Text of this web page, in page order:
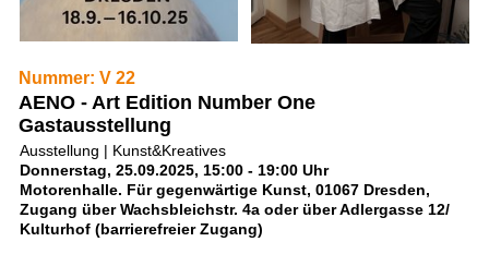
Nummer: V 22
AENO - Art Edition Number One
Gastausstellung
Ausstellung | Kunst&Kreatives
Donnerstag, 25.09.2025, 15:00 - 19:00 Uhr
Motorenhalle. Für gegenwärtige Kunst, 01067 Dresden,
Zugang über Wachsbleichstr. 4a oder über Adlergasse 12/
Kulturhof (barrierefreier Zugang)